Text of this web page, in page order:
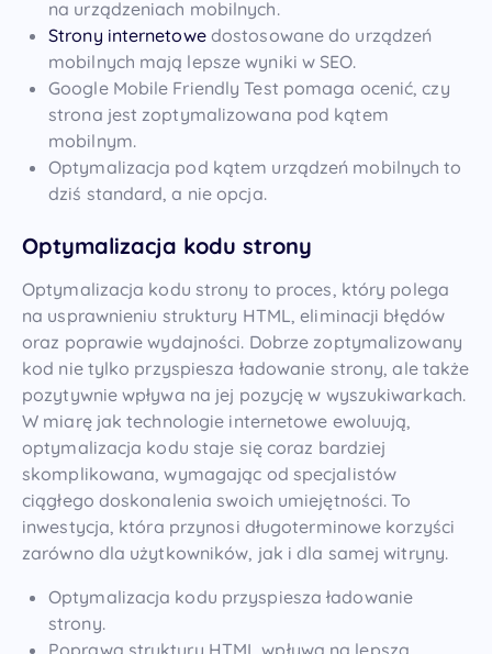
na urządzeniach mobilnych.
Strony internetowedostosowane do urządzeń
mobilnych mają lepsze wyniki w SEO.
Google Mobile Friendly Test pomaga ocenić, czy
strona jest zoptymalizowana pod kątem
mobilnym.
Optymalizacja pod kątem urządzeń mobilnych to
dziś standard, a nie opcja.
Optymalizacja kodu strony
Optymalizacja kodu strony to proces, który polega
na usprawnieniu struktury HTML, eliminacji błędów
oraz poprawie wydajności. Dobrze zoptymalizowany
kod nie tylko przyspiesza ładowanie strony, ale także
pozytywnie wpływa na jej pozycję w wyszukiwarkach.
W miarę jak technologie internetowe ewoluują,
optymalizacja kodu staje się coraz bardziej
skomplikowana, wymagając od specjalistów
ciągłego doskonalenia swoich umiejętności. To
inwestycja, która przynosi długoterminowe korzyści
zarówno dla użytkowników, jak i dla samej witryny.
Optymalizacja kodu przyspiesza ładowanie
strony.